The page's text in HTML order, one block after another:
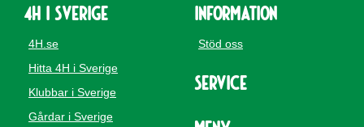
4H i Sverige
4H.se
Hitta 4H i Sverige
Klubbar i Sverige
Gårdar i Sverige
Information
Stöd oss
Service